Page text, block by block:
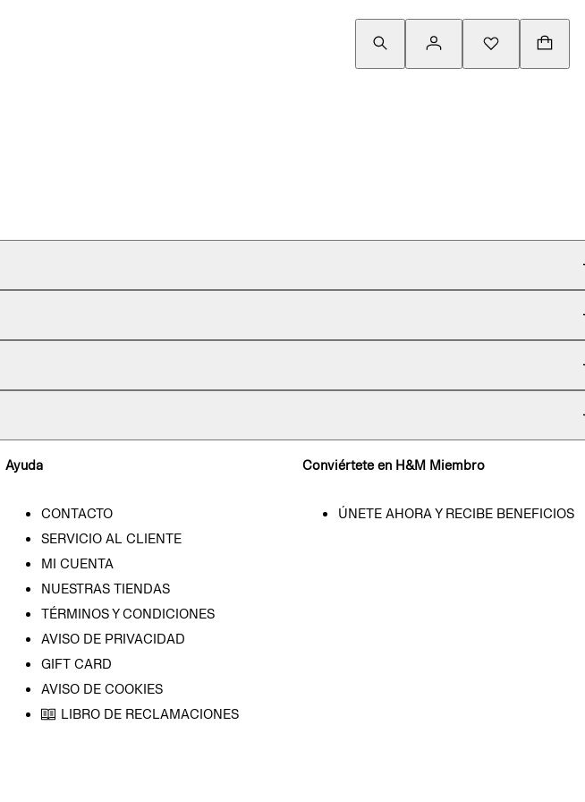
Ayuda
CONTACTO
SERVICIO AL CLIENTE
MI CUENTA
NUESTRAS TIENDAS
TÉRMINOS Y CONDICIONES
AVISO DE PRIVACIDAD
GIFT CARD
AVISO DE COOKIES
LIBRO DE RECLAMACIONES
Conviértete en H&M Miembro
ÚNETE AHORA Y RECIBE BENEFICIOS